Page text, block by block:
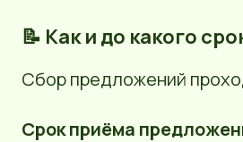
📝 Как и до какого
Сбор предложений
Срок приёма